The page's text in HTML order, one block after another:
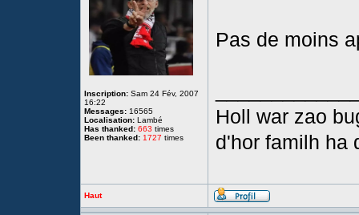
Inscription: Sam 24 Fév, 2007
16:22
Messages: 16565
Localisation: Lambé
Has thanked: 663 times
Been thanked: 1727 times
Pas de moins
Holl war zao
d'hor familh ha
Haut